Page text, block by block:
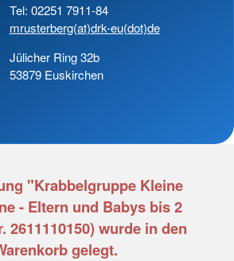
Tel: 02251 7911-84
mrusterberg(at)drk-eu(dot)de
Jülicher Ring 32b
53879 Euskirchen
"Krabbelgruppe Kleine
- Eltern und Babys bis 2
2611110150) wurde in den
gelegt.